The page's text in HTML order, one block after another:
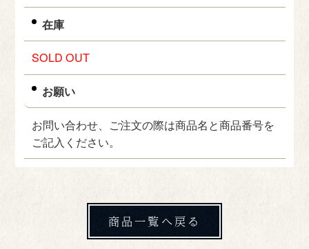
在庫
SOLD OUT
お願い
お問い合わせ、ご注文の際は商品名と商品番号を
ご記入ください。
商品一覧へ戻る